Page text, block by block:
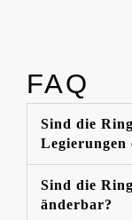
FAQ
Sind die
Legierungen
Sind die
änderbar?